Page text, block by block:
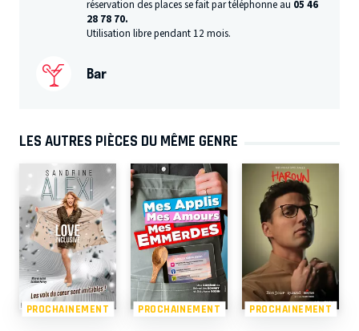
réservation des places se fait par téléphonne au 05 46
28 78 70.
Utilisation libre pendant 12 mois.
Bar
LES AUTRES PIÈCES DU MÊME GENRE
PROCHAINEMENT PROCHAINEMENT PROCHAINEMENT